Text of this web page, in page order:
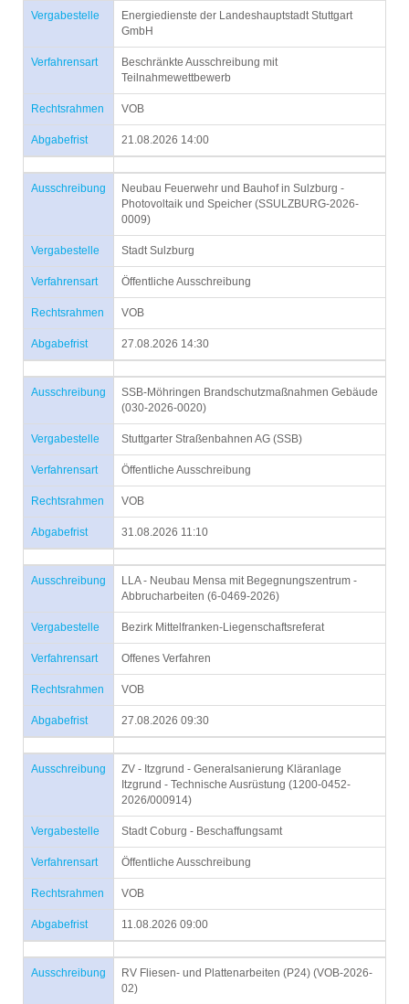
Vergabestelle
Energiedienste der Landeshauptstadt Stuttgart
GmbH
Verfahrensart
Beschränkte Ausschreibung mit
Teilnahmewettbewerb
Rechtsrahmen VOB
Abgabefrist 21.08.2026 14:00
Ausschreibung
Neubau Feuerwehr und Bauhof in Sulzburg -
Photovoltaik und Speicher (SSULZBURG-2026-
0009)
Vergabestelle Stadt Sulzburg
Verfahrensart Öffentliche Ausschreibung
Rechtsrahmen VOB
Abgabefrist 27.08.2026 14:30
Ausschreibung
SSB-Möhringen Brandschutzmaßnahmen Gebäude
(030-2026-0020)
Vergabestelle Stuttgarter Straßenbahnen AG (SSB)
Verfahrensart Öffentliche Ausschreibung
Rechtsrahmen VOB
Abgabefrist 31.08.2026 11:10
Ausschreibung
LLA - Neubau Mensa mit Begegnungszentrum -
Abbrucharbeiten (6-0469-2026)
Vergabestelle Bezirk Mittelfranken-Liegenschaftsreferat
Verfahrensart Offenes Verfahren
Rechtsrahmen VOB
Abgabefrist 27.08.2026 09:30
Ausschreibung
ZV - Itzgrund - Generalsanierung Kläranlage
Itzgrund - Technische Ausrüstung (1200-0452-
2026/000914)
Vergabestelle Stadt Coburg - Beschaffungsamt
Verfahrensart Öffentliche Ausschreibung
Rechtsrahmen VOB
Abgabefrist 11.08.2026 09:00
Ausschreibung
RV Fliesen- und Plattenarbeiten (P24) (VOB-2026-
02)